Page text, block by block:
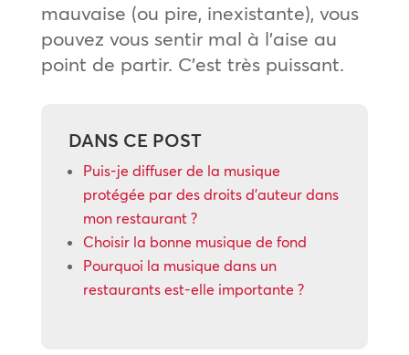
mauvaise (ou pire, inexistante), vous
pouvez vous sentir mal à l’aise au
point de partir. C’est très puissant.
DANS CE POST
Puis-je diffuser de la musique
protégée par des droits d’auteur dans
mon restaurant ?
Choisir la bonne musique de fond
Pourquoi la musique dans un
restaurants est-elle importante ?